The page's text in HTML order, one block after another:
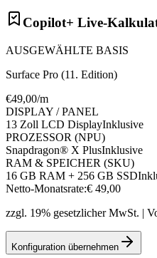
Copilot+ Live-
AUSGEWÄHLTE BASIS
Surface Pro (11. Edition)
€49,00/m
DISPLAY / PANEL
13 Zoll LCD DisplayInklusive
PROZESSOR (NPU)
Snapdragon® X PlusInklusive
RAM & SPEICHER (SKU)
16 GB RAM + 256 GB SSD
Netto-Monatsrate:€ 49,00
zzgl. 19% gesetzlicher MwSt. |
Konfiguration übernehmen